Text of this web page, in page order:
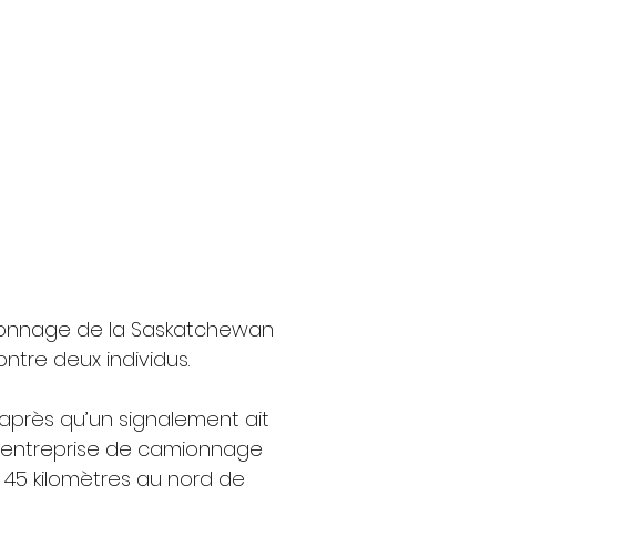
de la Saskatchewan
deux individus.
qu’un signalement ait
de camionnage
kilomètres au nord de